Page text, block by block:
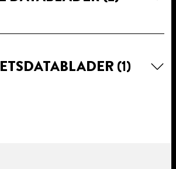
(1)